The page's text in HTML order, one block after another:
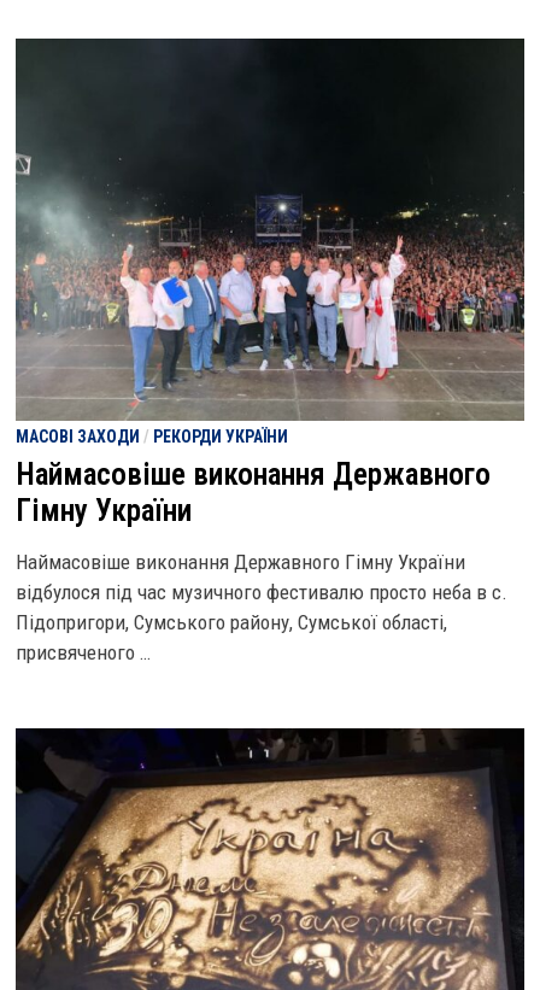
МАСОВІ ЗАХОДИ / РЕКОРДИ УКРАЇНИ
Наймасовіше виконання Державного
Гімну України
Наймасовіше виконання Державного Гімну України
відбулося під час музичного фестивалю просто неба в с.
Підопригори, Сумського району, Сумської області,
присвяченого …